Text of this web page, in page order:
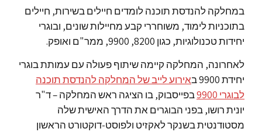
במחלקה להנדסת תוכנה לומדים חיילים בשירות, חיילים
בתוכניות לימוד, משוחררי קבע מחיילות שונים, ובוגרי
יחידות טכנולוגיות, כגון 8200, 9900, ממר"ם ואופק.
לאחרונה, המחלקה קיימה שיתוף פעולה עם עמותת בוגרי
יחידת 9900 ב
אירוע לייב של המחלקה להנדסת תוכנה
לבוגרי 9900
בפייסבוק, בו הציגה ראש המחלקה – ד"ר
יונית רושו, בפני הבוגרים את הדרך האישית שלה
מסטודנטית בשנקר לאקזיט ולפוסט-דוקטורט הראשון